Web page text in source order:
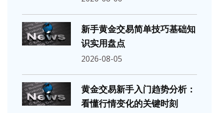
新手黄金交易简单技巧基础知
识实用盘点
2026-08-05
黄金交易新手入门趋势分析：
看懂行情变化的关键时刻